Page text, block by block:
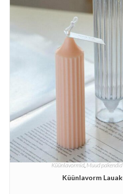
Küünlavormid, Muud
Küünlavorm